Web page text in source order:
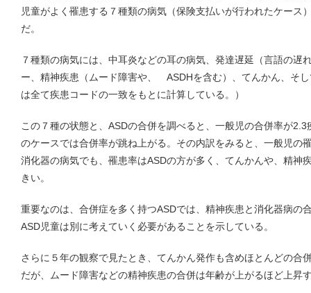
児童がよく罹患する７種類の病気（保険支払いが行われたケース
だ。
７種類の病気には、中耳炎などの耳の病気、発達遅延（言語の遅
ー、精神疾患（ムード障害や、 ASDHを含む）、てんかん、そ
は全て疾患コードの一致をもとに計算している。）
この７種の状態と、ASDの合併を調べると、一般児の合併率が
のケースでは合併率が跳ね上がる。その内訳をみると、一般児の
消化器の病気でも、罹患率はASDの方が多く、てんかんや、精神
きい。
重要なのは、合併症を多く持つASDでは、精神疾患と消化器病の
ASD児童は別に考えていく必要があることを示している。
さらに５年の観察で見たとき、てんかん発作も含めほとんどの合
だが、ムード障害などの精神疾患の合併は年齢が上がるほど上昇